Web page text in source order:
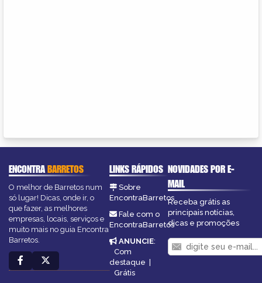
ENCONTRABARRETOS
O melhor de Barretos num
só lugar! Dicas, onde ir, o
que fazer, as melhores
empresas, locais, serviços e
muito mais no guia Encontra
Barretos.
LINKS RÁPIDOS
Sobre
EncontraBarretos
Fale com o
EncontraBarretos
ANUNCIE:
Com
destaque |
Grátis
NOVIDADES POR E-
MAIL
Receba grátis as
principais notícias,
dicas e promoções